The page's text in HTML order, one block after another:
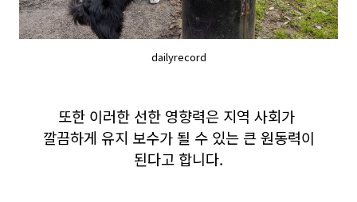
dailyrecord
또한 이러한 선한 영향력은 지역 사회가
깔끔하게 유지 보수가 될 수 있는 큰 원동력이
된다고 합니다.